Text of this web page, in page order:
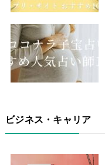
ビジネス・キャリア